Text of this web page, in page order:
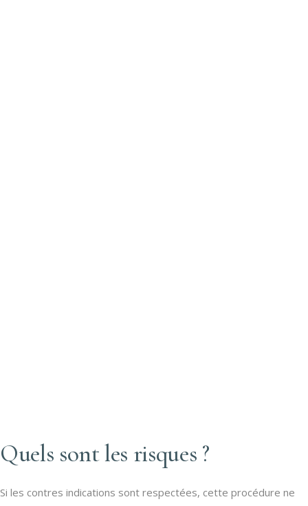
Quels sont les risques ?
Si les contres indications sont respectées, cette procédure ne